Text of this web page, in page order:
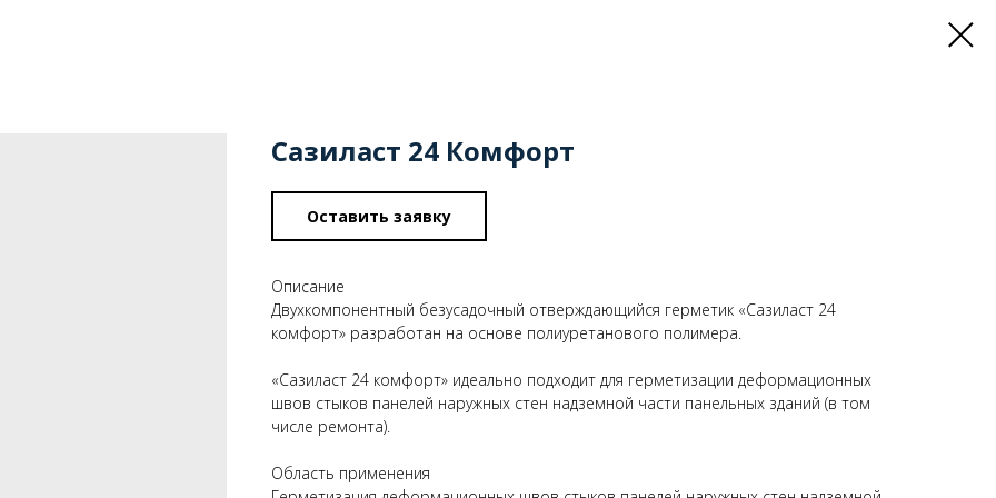
Сазиласт 24 Комфорт
Оставить заявку
Описание
Двухкомпонентный безусадочный отверждающийся герметик «Сазиласт 24
комфорт» разработан на основе полиуретанового полимера.
«Сазиласт 24 комфорт» идеально подходит для герметизации деформационных
швов стыков панелей наружных стен надземной части панельных зданий (в том
числе ремонта).
Область применения